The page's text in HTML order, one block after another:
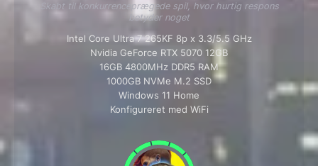
Skabt til konkurrenceprægede spil, hvor hurtig respons
betyder noget
Intel Core Ultra 7 265KF 8p x 3.3/5.5 GHz
Nvidia GeForce RTX 5070 12GB
16GB 4800MHz DDR5 RAM
1000GB NVMe M.2 SSD
Windows 11 Home
Konfigureret med WiFi